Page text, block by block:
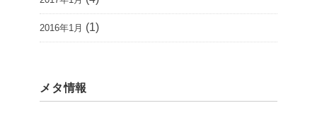
2016年1月 (1)
メタ情報